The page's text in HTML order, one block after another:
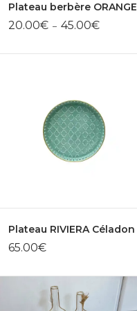
Plateau berbère ORANGE
20.00€ – 45.00€Plage
20.00€
Plateau RIVIERA Céladon
65.00€